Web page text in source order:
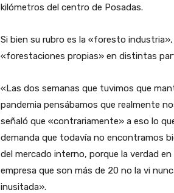
kilómetros del centro de Posadas.
Si bien su rubro es la «foresto
«forestaciones propias» en distintas
«Las dos semanas que tuvimos que
pandemia pensábamos que realmente
señaló que «contrariamente» a eso lo
demanda que todavía no encontramos
del mercado interno, porque la verdad
empresa que son más de 20 no la vi
inusitada».